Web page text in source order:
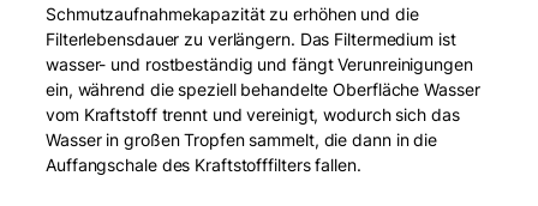
Schmutzaufnahmekapazität zu erhöhen und die
Filterlebensdauer zu verlängern. Das Filtermedium ist
wasser- und rostbeständig und fängt Verunreinigungen
ein, während die speziell behandelte Oberfläche Wasser
vom Kraftstoff trennt und vereinigt, wodurch sich das
Wasser in großen Tropfen sammelt, die dann in die
Auffangschale des Kraftstofffilters fallen.